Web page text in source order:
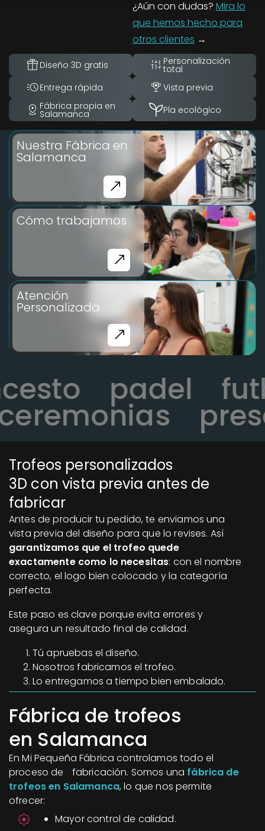
¿Aún con dudas? Mira lo
que hemos hecho para
otros clientes →
Diseño 3D gratis Personalización
total
Entrega rápida
Vista previa
Fábrica propia en
Salamanca Pla ecológico
Nuestra Fábrica en
Salamanca
Cómo trabajamos
Atención
Personalizada
padel
Trofeos personalizados
3D con vista previa antes de
fabricar
Antes de producir tu pedido, te enviamos una
vista previa del diseño para que lo revises. Así
garantizamos que el trofeo quede
exactamente como lo necesitas: con el nombre
correcto, el logo bien colocado y la categoría
perfecta.
Este paso es clave porque evita errores y
asegura un resultado final de calidad.
Tú apruebas el diseño.
Nosotros fabricamos el trofeo.
Lo entregamos a tiempo bien embalado.
Fábrica de trofeos
en Salamanca
En Mi Pequeña Fábrica controlamos todo el
proceso de fabricación. Somos una fábrica de
trofeos en Salamanca, lo que nos permite
ofrecer:
Mayor control de calidad.